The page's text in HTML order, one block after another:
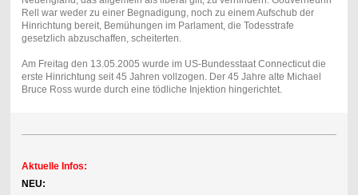
Rell war weder zu einer Begnadigung, noch zu einem Aufschub der
Hinrichtung bereit, Bemühungen im Parlament, die Todesstrafe
gesetzlich abzuschaffen, scheiterten.
Am Freitag den 13.05.2005 wurde im US-Bundesstaat Connecticut die
erste Hinrichtung seit 45 Jahren vollzogen. Der 45 Jahre alte Michael
Bruce Ross wurde durch eine tödliche Injektion hingerichtet.
Aktuelle Infos:
NEU: